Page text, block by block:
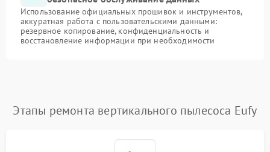
Использование официальных прошивок и инструментов,
аккуратная работа с пользовательскими данными:
резервное копирование, конфиденциальность и
восстановление информации при необходимости
Этапы ремонта вертикального пылесоса Eufy